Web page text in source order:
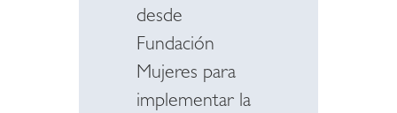
desde
Fundación
Mujeres para
implementar la